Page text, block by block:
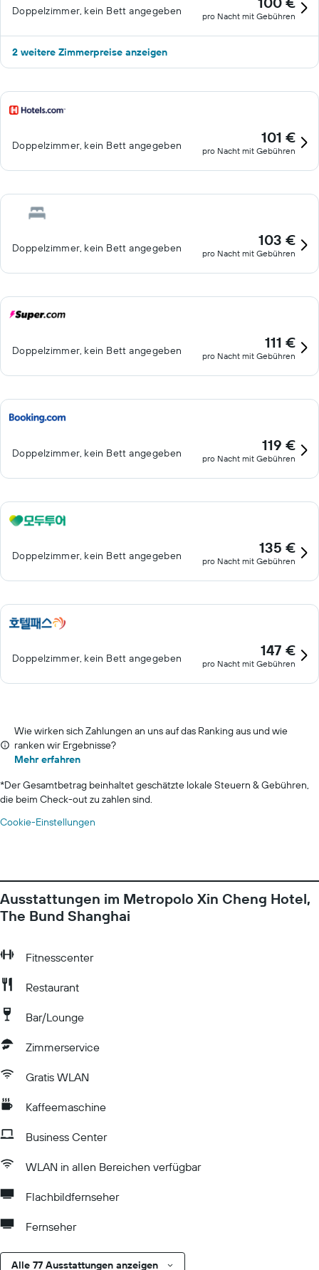
Doppelzimmer, kein Bett angegeben pro Nacht mit Gebühren
2 weitere Zimmerpreise anzeigen
Doppelzimmer, kein Bett angegeben 101 €
pro Nacht mit Gebühren
Doppelzimmer, kein Bett angegeben 103 €
pro Nacht mit Gebühren
Doppelzimmer, kein Bett angegeben 111 €
pro Nacht mit Gebühren
Doppelzimmer, kein Bett angegeben 119 €
pro Nacht mit Gebühren
Doppelzimmer, kein Bett angegeben 135 €
pro Nacht mit Gebühren
Doppelzimmer, kein Bett angegeben 147 €
pro Nacht mit Gebühren
Wie wirken sich Zahlungen an uns auf das Ranking aus und wie
ranken wir Ergebnisse?
Mehr erfahren
*Der Gesamtbetrag beinhaltet geschätzte lokale Steuern & Gebühren,
die beim Check-out zu zahlen sind.
Cookie-Einstellungen
Ausstattungen im Metropolo Xin Cheng Hotel,
The Bund Shanghai
Fitnesscenter
Restaurant
Bar/Lounge
Zimmerservice
Gratis WLAN
Kaffeemaschine
Business Center
WLAN in allen Bereichen verfügbar
Flachbildfernseher
Fernseher
Alle 77 Ausstattungen anzeigen